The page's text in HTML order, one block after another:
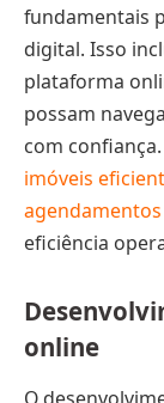
fundamentais
digital. Isso
plataforma
possam
com
imóveis
eficiência
online